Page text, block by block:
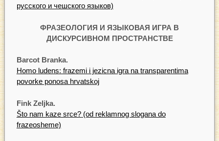
русского и чешского языков)
ФРАЗЕОЛОГИЯ И ЯЗЫКОВАЯ ИГРА В
ДИСКУРСИВНОМ ПРОСТРАНСТВЕ
Barcot Branka.
Homo ludens: frazemi i jezicna igra na transparentima
povorke ponosa hrvatskoj
Fink Zeljka.
Što nam kaze srce? (od reklamnog slogana do
frazeosheme)